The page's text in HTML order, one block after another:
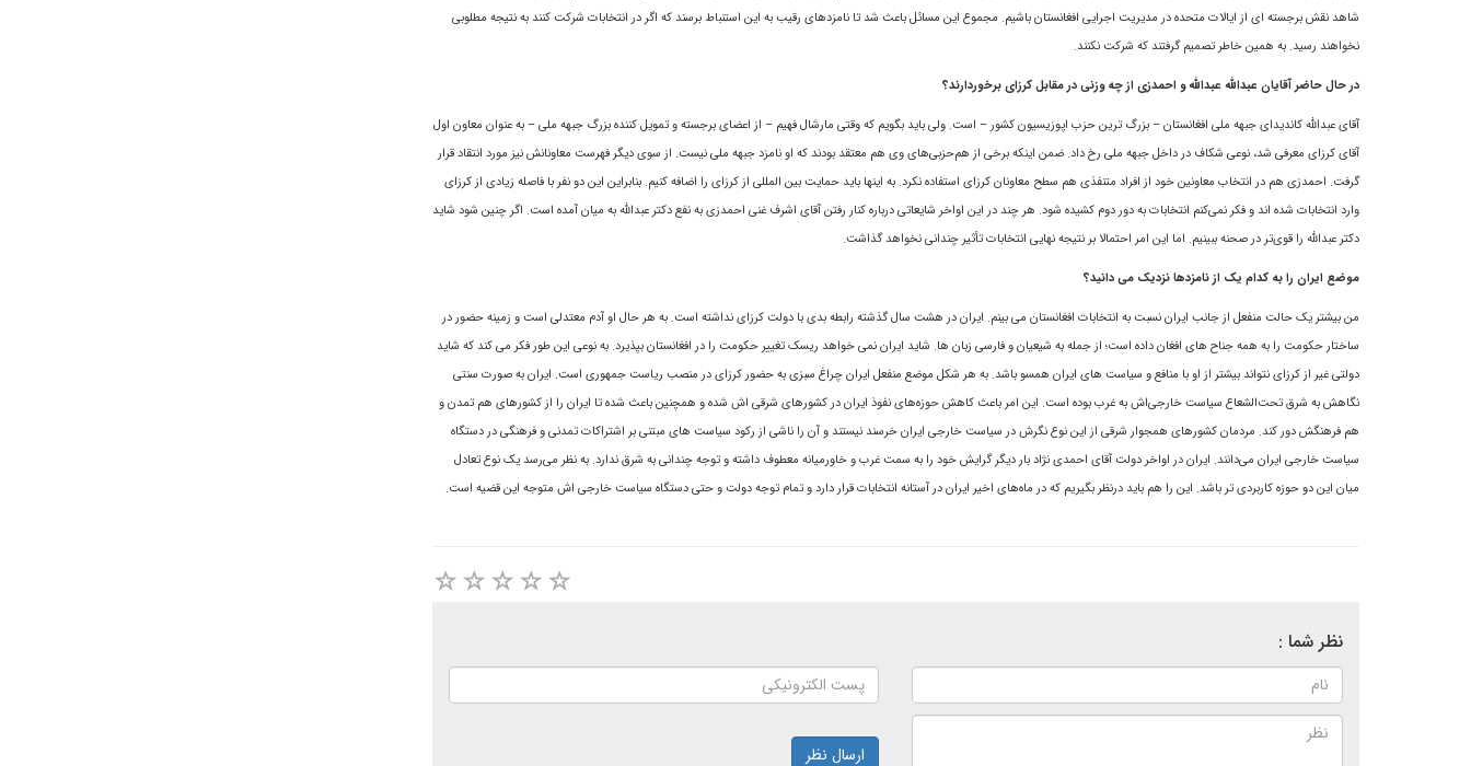
شاهد نقش برجسته ای از ایالات متحده در مديريت اجرايى افغانستان باشیم. مجموع این مسائل باعث شد تا نامزدهاى رقيب به این استنباط برسند که اگر در انتخابات شرکت کنند به نتیجه مطلوبى
نخواهند رسید. به همین خاطر تصمیم گرفتند که شرکت نکنند.
در حال حاضر آقایان عبدالله عبدالله و احمدزی از چه وزنی در مقابل کرزای برخوردارند؟
آقای عبدالله کاندیدای جبهه ملی افغانستان – بزرگ ترین حزب اپوزیسیون کشور – است. ولی باید بگویم که وقتی مارشال فهیم – از اعضای برجسته و تمويل کننده بزرگ جبهه ملی – به عنوان معاون اول
آقاى کرزای معرفی شد، نوعی شکاف در داخل جبهه ملی رخ داد. ضمن اینکه برخی از هم‌حزبى‌هاى وى هم معتقد بودند که او نامزد جبهه ملی نیست. از سوی دیگر فهرست معاونانش نیز مورد انتقاد قرار
گرفت. احمدزی هم در انتخاب معاونین خود از افراد متنفذی هم سطح معاونان کرزای استفاده نکرد. به اینها باید حمایت بین المللی از کرزای را اضافه کنیم. بنابراین این دو نفر با فاصله زیادی از کرزای
وارد انتخابات شده اند و فکر نمی‌کنم انتخابات به دور دوم کشیده شود. هر چند در اين اواخر شايعاتى درباره کنار رفتن آقاى اشرف غنى احمدزى به نفع دکتر عبدالله به‌ ميان آمده است. اگر چنين شود شايد
دکتر عبدالله را قوى‌تر در صحنه ببينيم. اما اين امر احتمالا بر نتيجه نهايى انتخابات تأثير چندانى نخواهد گذاشت.
موضع ایران را به کدام یک از نامزدها نزدیک می دانید؟
من بیشتر یک حالت منفعل از جانب ایران نسبت به انتخابات افغانستان می بینم. ایران در هشت سال گذشته رابطه بدی با دولت کرزای نداشته است. به هر حال او آدم معتدلی است و زمینه حضور در
ساختار حکومت را به همه جناح های افغان داده است؛ از جمله به شیعیان و فارسی زبان ها. شاید ایران نمی خواهد ریسک تغییر حکومت را در افغانستان بپذیرد. به نوعی این طور فکر می کند که شاید
دولتی غیر از کرزای نتواند بیشتر از او با منافع و سياست هاى ایران همسو باشد. به هر شکل موضع منفعل ایران چراغ سبزی به حضور کرزای در منصب ریاست جمهوری است. ایران به صورت سنتى
نگاهش به شرق تحت‌الشعاع سياست خارجى‌اش به غرب بوده است. اين امر باعث کاهش حوزه‌هاى نفوذ ايران در کشورهاى شرقى اش شده و همچنين باعث شده تا ايران را از کشورهاى هم تمدن و
هم فرهنگش دور کند. مردمان کشورهاى همجوار شرقى از اين نوع نگرش در سياست خارجى ايران خرسند نيستند و آن را ناشى از رکود سياست هاى مبتنى بر اشتراکات تمدنى و فرهنگى در دستگاه
سياست خارجى ايران مى‌دانند. ايران در اواخر دولت آقاى احمدی نژاد بار دیگر گرایش خود را به سمت غرب و خاورمیانه معطوف داشته و توجه چندانی به شرق ندارد. به نظر مى‌رسد يک نوع تعادل
ميان اين دو حوزه کاربردى تر باشد. این را هم باید درنظر بگیریم که در ماه‌هاى اخير ایران در آستانه انتخابات قرار دارد و تمام توجه دولت و حتی دستگاه سیاست خارجی اش متوجه این قضیه است.
نظر شما :
ارسال نظر